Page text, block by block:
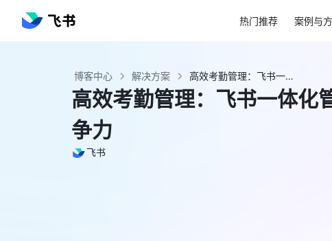
热门推荐 案例与
博客中心 解决方案 高效考勤管理：飞书一体化管理系统提升企业竞争力 - 飞书官网
高效考勤管理：飞书一体化
争力
飞书